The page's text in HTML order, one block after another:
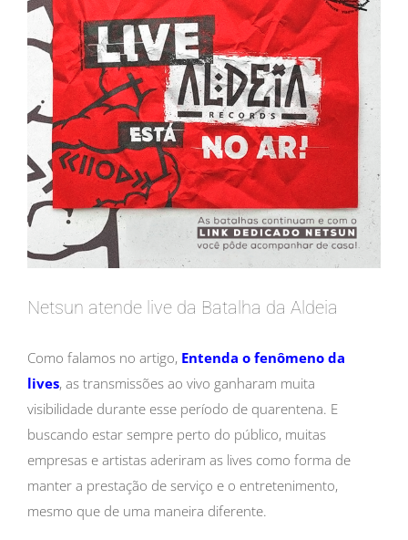
Netsun atende live da Batalha da Aldeia
Como falamos no artigo, Entenda o fenômeno da
lives, as transmissões ao vivo ganharam muita
visibilidade durante esse período de quarentena. E
buscando estar sempre perto do público, muitas
empresas e artistas aderiram as lives como forma de
manter a prestação de serviço e o entretenimento,
mesmo que de uma maneira diferente.